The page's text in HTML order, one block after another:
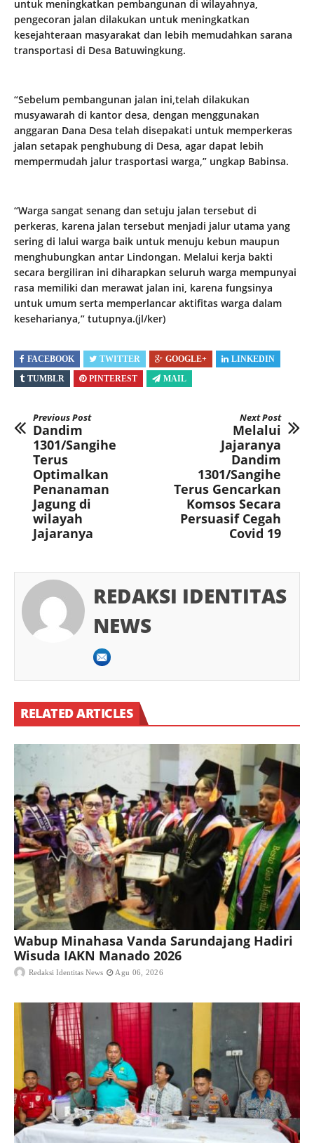
untuk meningkatkan pembangunan di wilayahnya,
pengecoran jalan dilakukan untuk meningkatkan
kesejahteraan masyarakat dan lebih memudahkan sarana
transportasi di Desa Batuwingkung.
“Sebelum pembangunan jalan ini,telah dilakukan
musyawarah di kantor desa, dengan menggunakan
anggaran Dana Desa telah disepakati untuk memperkeras
jalan setapak penghubung di Desa, agar dapat lebih
mempermudah jalur trasportasi warga,” ungkap Babinsa.
“Warga sangat senang dan setuju jalan tersebut di
perkeras, karena jalan tersebut menjadi jalur utama yang
sering di lalui warga baik untuk menuju kebun maupun
menghubungkan antar Lindongan. Melalui kerja bakti
secara bergiliran ini diharapkan seluruh warga mempunyai
rasa memiliki dan merawat jalan ini, karena fungsinya
untuk umum serta memperlancar aktifitas warga dalam
keseharianya,” tutupnya.(jl/ker)
FACEBOOK TWITTER GOOGLE+
LINKEDIN
TUMBLR
PINTEREST MAIL
Previous Post
Dandim
1301/Sangihe
Terus
Optimalkan
Penanaman
Jagung di
wilayah
Jajaranya
Next Post
Melalui
Jajaranya
Dandim
1301/Sangihe
Terus Gencarkan
Komsos Secara
Persuasif Cegah
Covid 19
REDAKSI IDENTITAS
NEWS
RELATED ARTICLES
Wabup Minahasa Vanda Sarundajang Hadiri
Wisuda IAKN Manado 2026
Redaksi Identitas News Agu 06, 2026